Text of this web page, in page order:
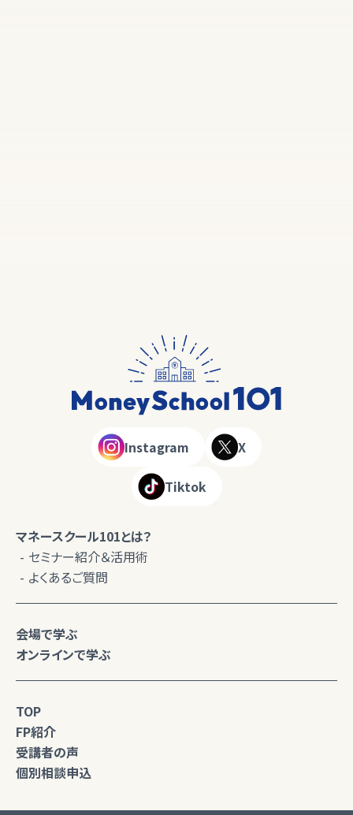
Instagram X
Tiktok
マネースクール101とは？
セミナー紹介＆活用術
よくあるご質問
会場で学ぶ
オンラインで学ぶ
TOP
FP紹介
受講者の声
個別相談申込